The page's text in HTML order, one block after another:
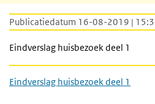
Publicatiedatum 16-08-2019 |
Eindverslag huisbezoek deel 1
Eindverslag huisbezoek deel 1